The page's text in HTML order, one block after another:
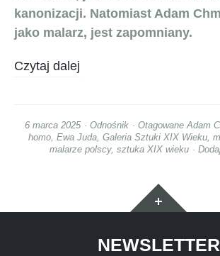
kanonizacji. Natomiast Adam
jako malarz, jest zapomniany.
Czytaj dalej
6 marca 2025 Odnośnik OtagowaneAdam
homo, Ewa Juda, Galeria Sztuki XIX Wieku,
malarze polscy, sztuka XIX wieku
Widgety
NEWSLETTER